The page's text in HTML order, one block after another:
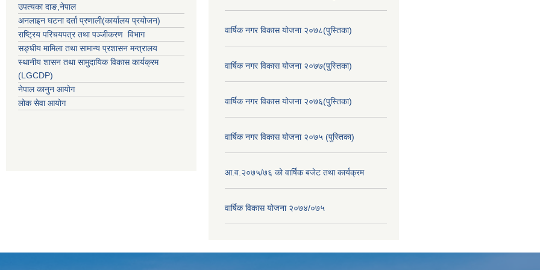
उपत्यका दाङ ,नेपाल
अनलाइन घटना दर्ता प्रणाली(कार्यालय प्रयोजन)
राष्ट्रिय परिचयपत्र तथा पञ्जीकरण विभाग
सङ्घीय मामिला तथा सामान्य प्रशासन मन्त्रालय
स्थानीय शासन तथा सामुदायिक विकास कार्यक्रम
(LGCDP)
नेपाल कानुन आयोग
लोक सेवा आयोग
वार्षिक नगर विकास योजना २०७८(पुस्तिका)
वार्षिक नगर विकास योजना २०७७(पुस्तिका)
वार्षिक नगर विकास योजना २०७६(पुस्तिका)
वार्षिक नगर विकास योजना २०७५ (पुस्तिका)
आ.व.२०७५/७६ को वार्षिक बजेट तथा कार्यक्रम
वार्षिक विकास योजना २०७४/०७५